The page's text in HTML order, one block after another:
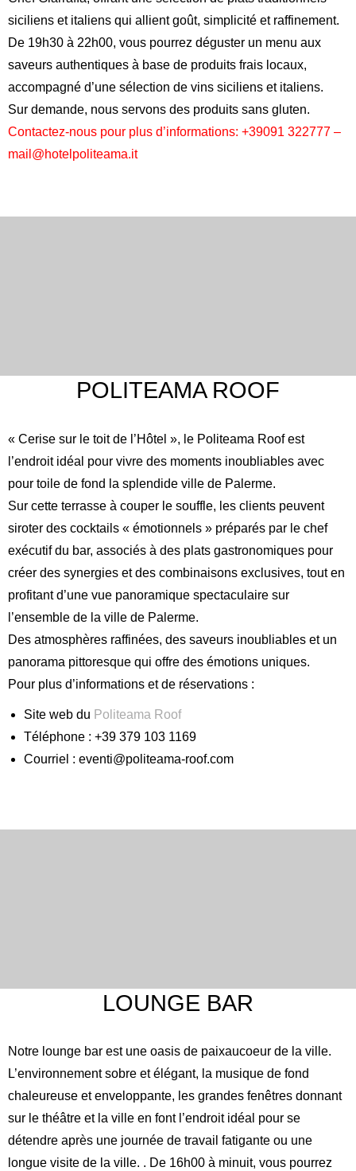
siciliens et italiens qui allient goût, simplicité et raffinement.
De 19h30 à 22h00, vous pourrez déguster un menu aux
saveurs authentiques à base de produits frais locaux,
accompagné d’une sélection de vins siciliens et italiens.
Sur demande, nous servons des produits sans gluten.
Contactez-nous pour plus d’informations: +39091 322777 –
mail@hotelpoliteama.it
POLITEAMA ROOF
« Cerise sur le toit de l’Hôtel », le Politeama Roof est
l’endroit idéal pour vivre des moments inoubliables avec
pour toile de fond la splendide ville de Palerme.
Sur cette terrasse à couper le souffle, les clients peuvent
siroter des cocktails « émotionnels » préparés par le chef
exécutif du bar, associés à des plats gastronomiques pour
créer des synergies et des combinaisons exclusives, tout en
profitant d’une vue panoramique spectaculaire sur
l’ensemble de la ville de Palerme.
Des atmosphères raffinées, des saveurs inoubliables et un
panorama pittoresque qui offre des émotions uniques.
Pour plus d’informations et de réservations :
Site web du Politeama Roof
Téléphone : +39 379 103 1169
Courriel : eventi@politeama-roof.com
LOUNGE BAR
Notre lounge bar est une oasis de paixaucoeur de la ville.
L’environnement sobre et élégant, la musique de fond
chaleureuse et enveloppante, les grandes fenêtres donnant
sur le théâtre et la ville en font l’endroit idéal pour se
détendre après une journée de travail fatigante ou une
longue visite de la ville. . De 16h00 à minuit, vous pourrez